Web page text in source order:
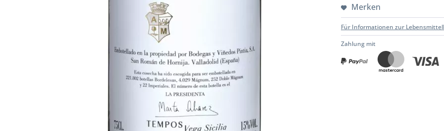
Merken
Für Informationen zur
Zahlung mit